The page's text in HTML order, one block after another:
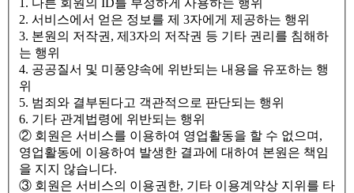
2. 서비스에서 얻은 정보를 제 3자에게 제공하는 행위
3. 본원의 저작권, 제3자의 저작권 등 기타 권리를 침해하
는 행위
4. 공공질서 및 미풍양속에 위반되는 내용을 유포하는 행
위
5. 범죄와 결부된다고 객관적으로 판단되는 행위
6. 기타 관계법령에 위반되는 행위
② 회원은 서비스를 이용하여 영업활동을 할 수 없으며,
영업활동에 이용하여 발생한 결과에 대하여 본원은 책임
을 지지 않습니다.
③ 회원은 서비스의 이용권한, 기타 이용계약상 지위를 타